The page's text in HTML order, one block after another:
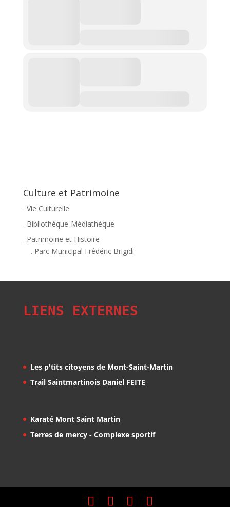
Culture et Patrimoine
. Vie Culturelle
. Bibliothèque-Médiathèque
. Patrimoine et Histoire
. Parc Municipal Frédéric Brigidi
LIENS EXTERNES
Les p'tits citoyens de Mont-Saint-Martin
Trail Saintmartinois Daniel FEITE
Karaté Mont Saint Martin
Terres de mercy - Complexe sportif